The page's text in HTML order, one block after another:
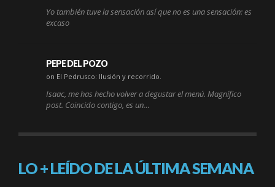
Yo también tuve la sensación así que no es una sensación: es
excaso
PEPE DEL POZO
on El Pedrusco: Ilusión y recorrido.
Isaac, me has hecho volver a degustar el menú. Magnífico
post. Coincido contigo, es un…
LO + LEÍDO DE LA ÚLTIMA SEMANA